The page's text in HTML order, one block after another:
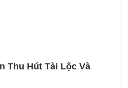
Thu Hút Tài Lộc Và